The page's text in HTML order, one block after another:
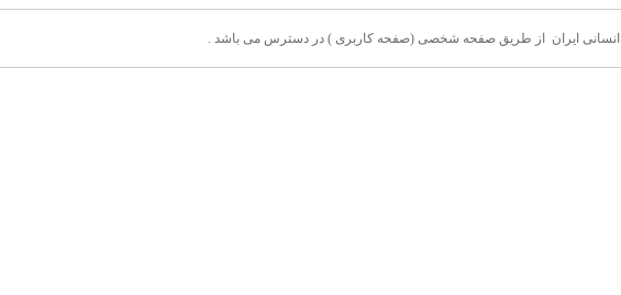
انسانی ایران از طریق صفحه شخصی (صفحه کاربری ) در دسترس می باشد .